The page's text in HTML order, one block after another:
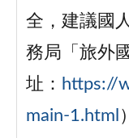
全，建議國
務局「旅外
址： https://
main-1.html